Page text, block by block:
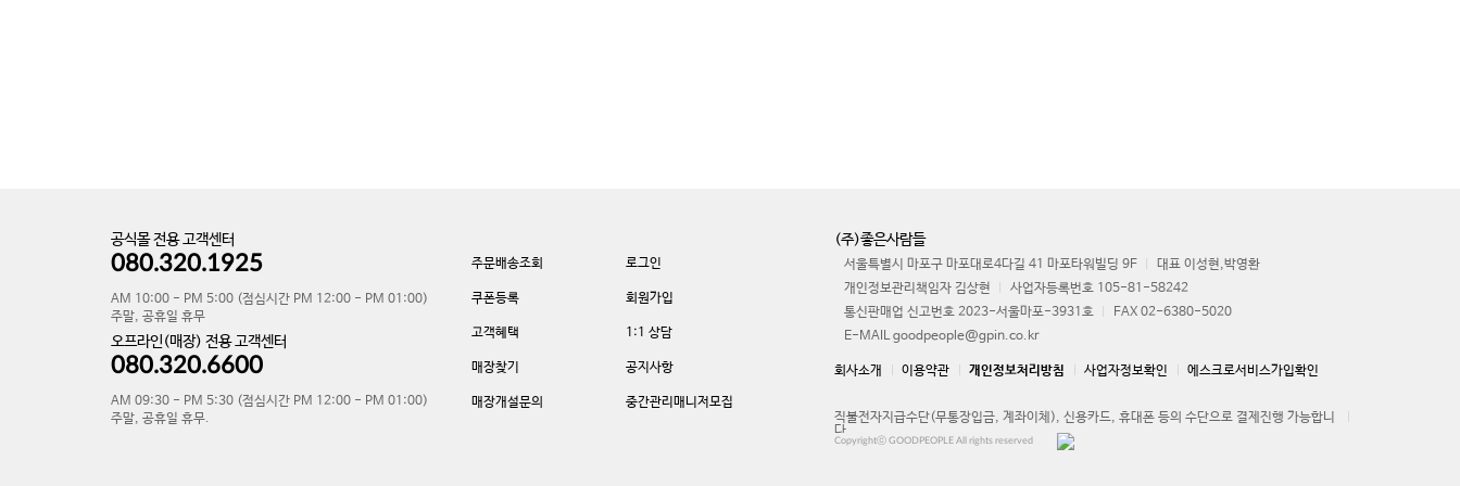
공식몰 전용 고객센터
080.320.1925
AM 10:00 - PM 5:00 (점심시간 PM 12:00 - PM 01:00)
주말, 공휴일 휴무
오프라인(매장) 전용 고객센터
080.320.6600
AM 09:30 - PM 5:30 (점심시간 PM 12:00 - PM 01:00)
주말, 공휴일 휴무.
주문배송조회 로그인
쿠폰등록 회원가입
고객혜택 1:1 상담
매장찾기 공지사항
매장개설문의 중간관리매니저모집
(주)좋은사람들
서울특별시 마포구 마포대로4다길 41 마포타워빌딩 9F
대표 이성현,박영환
개인정보관리책임자 김상현
사업자등록번호 105-81-58242
통신판매업 신고번호 2023-서울마포-3931호
FAX 02-6380-5020
E-MAIL goodpeople@gpin.co.kr
회사소개 이용약관 개인정보처리방침 사업자정보확인 에스크로서비스가입확인
직불전자지급수단(무통장입금, 계좌이체), 신용카드, 휴대폰 등의 수단으로 결제진행 가능합니
다.
Copyrightⓒ GOODPEOPLE All rights reserved